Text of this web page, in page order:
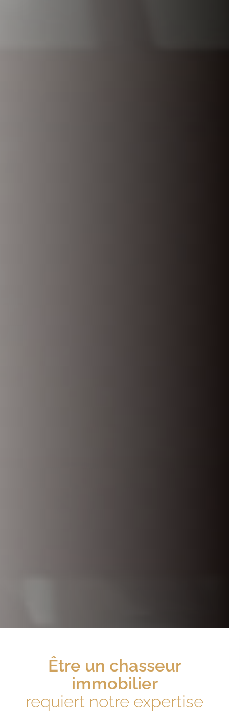
Être un chasseur
immobilier
requiert notre expertise